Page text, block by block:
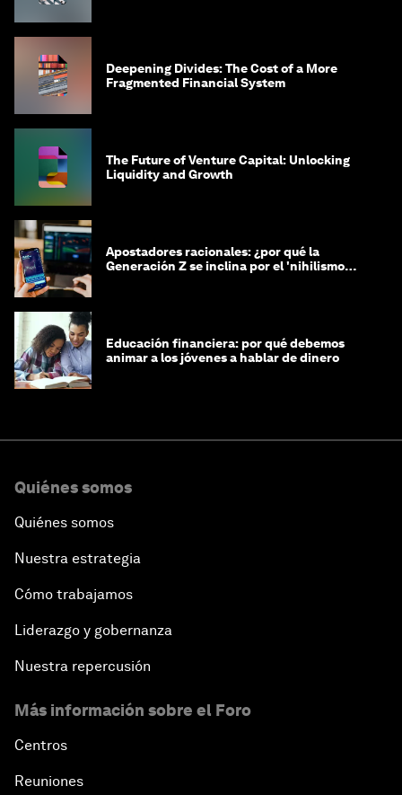
Deepening Divides: The Cost of a More
Fragmented Financial System
The Future of Venture Capital: Unlocking
Liquidity and Growth
Apostadores racionales: ¿por qué la
Generación Z se inclina por el 'nihilismo
Educación financiera: por qué debemos
animar a los jóvenes a hablar de dinero
Quiénes somos
Quiénes somos
Nuestra estrategia
Cómo trabajamos
Liderazgo y gobernanza
Nuestra repercusión
Más información sobre el Foro
Centros
Reuniones